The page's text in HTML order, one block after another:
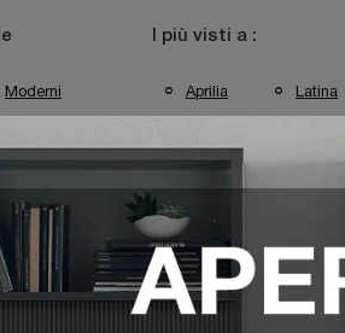
Moderni
I più visti a :
Aprilia Latina
Tv Tomasella Latina Mobili Porta Tv